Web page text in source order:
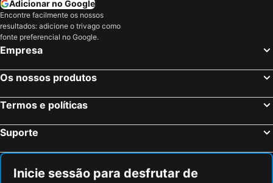
Adicionar no Google
Encontre facilmente os nossos
resultados: adicione o trivago como
fonte preferencial no Google.
Empresa
Os nossos produtos
Termos e políticas
Suporte
Inicie sessão para desfrutar de